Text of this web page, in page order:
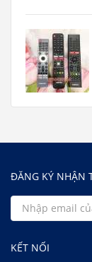
ĐĂNG KÝ NHẬN
KẾT NỐI